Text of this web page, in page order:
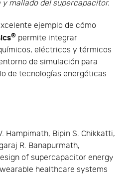
y mallado del supercapacitor.
ejemplo de cómo
® permite integrar
eléctricos y térmicos
de simulación para
de tecnologías energéticas
Hampimath, Bipin S. Chikkatti,
R. Banapurmath,
of supercapacitor energy
healthcare systems